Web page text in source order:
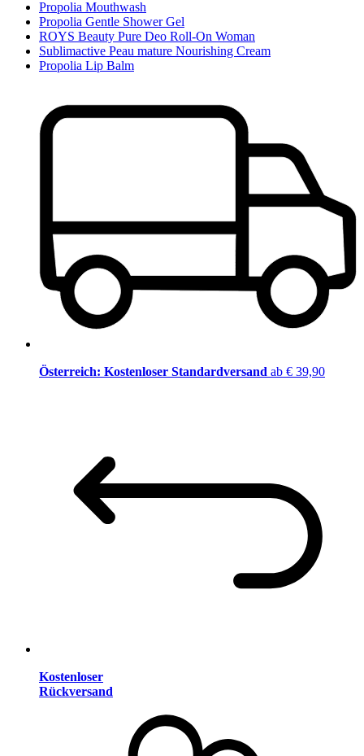
Propolia Mouthwash
Propolia Gentle Shower Gel
ROYS Beauty Pure Deo Roll-On Woman
Sublimactive Peau mature Nourishing Cream
Propolia Lip Balm
Österreich: Kostenloser Standardversand ab € 39,90
Kostenloser
Rückversand